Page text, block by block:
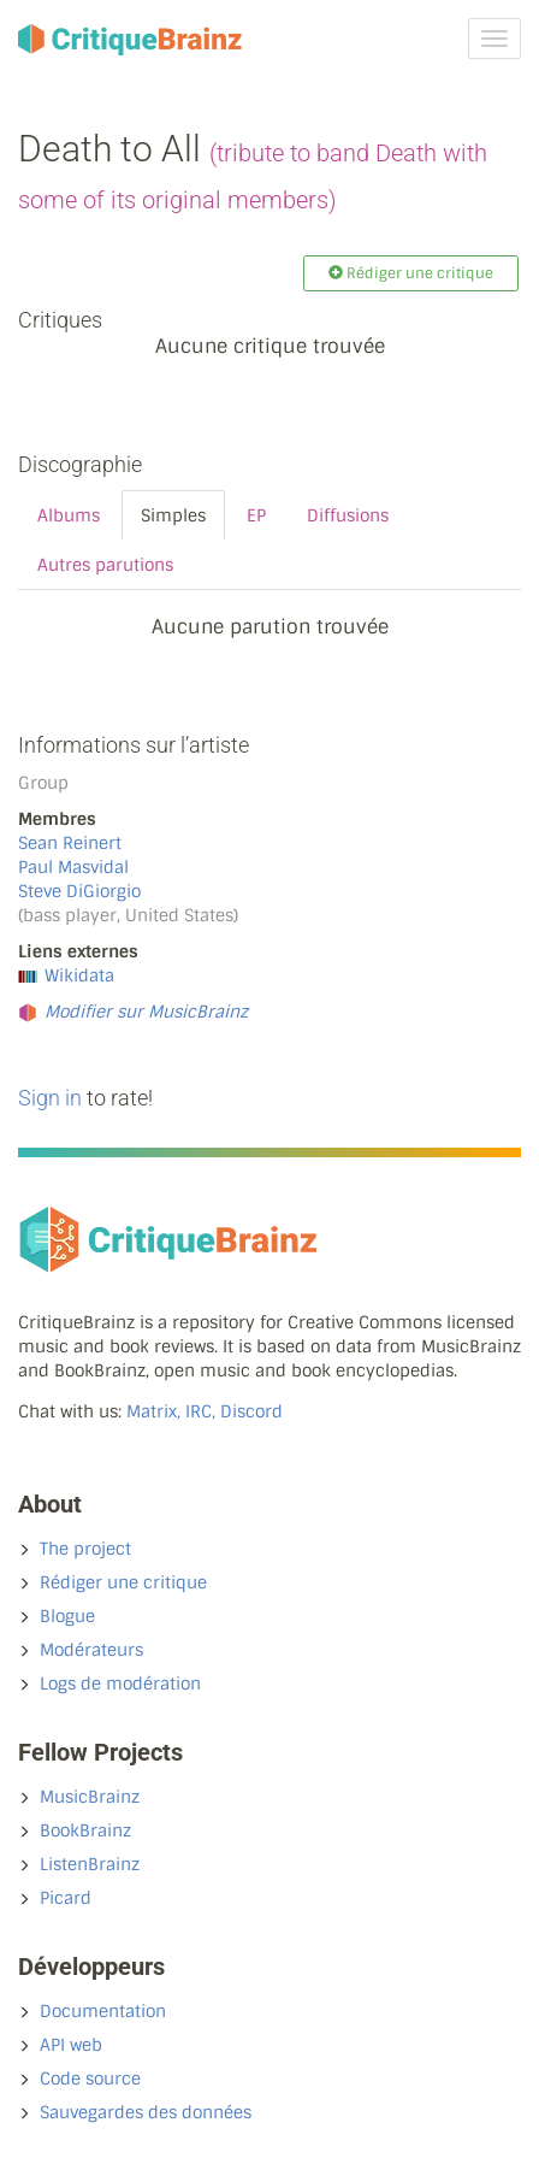
la
Death to All
(tribute to band Death with
some of its original members)
Rédiger une critique
Critiques
Aucune critique trouvée
Discographie
Albums Simples EP Diffusions
Autres parutions
Aucune parution trouvée
Informations sur l’artiste
Group
Membres
Sean Reinert
Paul Masvidal
Steve DiGiorgio
(bass player, United States)
Liens externes
Wikidata
Modifier sur MusicBrainz
Sign in to rate!
CritiqueBrainz is a repository for Creative Commons licensed
music and book reviews. It is based on data from MusicBrainz
and BookBrainz, open music and book encyclopedias.
Chat with us: Matrix, IRC, Discord
About
The project
Rédiger une critique
Blogue
Modérateurs
Logs de modération
Fellow Projects
MusicBrainz
BookBrainz
ListenBrainz
Picard
Développeurs
Documentation
API web
Code source
Sauvegardes des données